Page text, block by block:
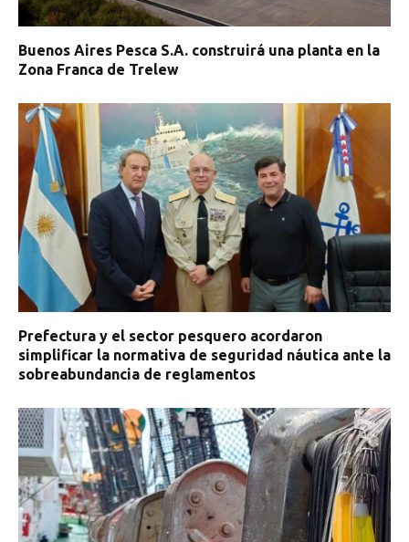
Buenos Aires Pesca S.A. construirá una planta en la
Zona Franca de Trelew
Prefectura y el sector pesquero acordaron
simplificar la normativa de seguridad náutica ante la
sobreabundancia de reglamentos